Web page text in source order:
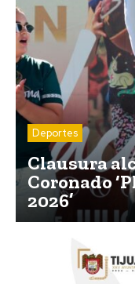
Deportes
Clausura
Coronado
2026’